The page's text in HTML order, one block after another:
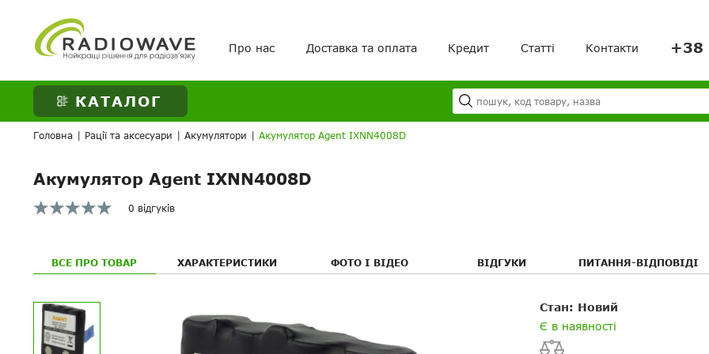
Про нас Доставка та оплата Кредит Статті Контакти +38
ВАШЕ ЗАМОВЛЕННЯ
КАТАЛОГ
Головна Рації та аксесуари Акумулятори Акумулятор Agent IXNN4008D
Акумулятор Agent IXNN4008D
0 відгуків
ВСЕ ПРО ТОВАР ХАРАКТЕРИСТИКИ ФОТО І ВІДЕО ВІДГУКИ ПИТАННЯ-ВІДПОВІДІ
Стан: Новий
Є в наявності
Ваш E-mail
Електронна пошта